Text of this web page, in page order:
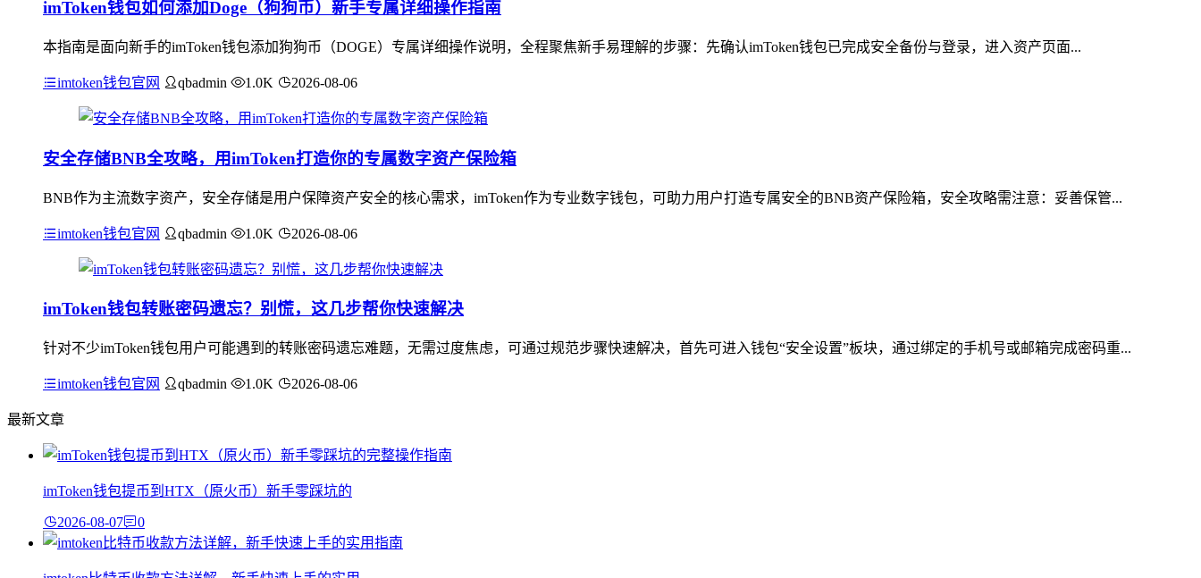
imToken钱包如何添加Doge（狗狗币）新手专属详细操作指南
本指南是面向新手的imToken钱包添加狗狗币（DOGE）专属详细操作说明，全程聚焦新手易理解的步骤：先确认imToken钱包已完成安全备份与登录，进入资产页面...
imtoken钱包官网 qbadmin 1.0K 2026-08-06
安全存储BNB全攻略，用imToken打造你的专属数字资产保险箱
BNB作为主流数字资产，安全存储是用户保障资产安全的核心需求，imToken作为专业数字钱包，可助力用户打造专属安全的BNB资产保险箱，安全攻略需注意：妥善保管...
imtoken钱包官网 qbadmin 1.0K 2026-08-06
imToken钱包转账密码遗忘？别慌，这几步帮你快速解决
针对不少imToken钱包用户可能遇到的转账密码遗忘难题，无需过度焦虑，可通过规范步骤快速解决，首先可进入钱包“安全设置”板块，通过绑定的手机号或邮箱完成密码重...
imtoken钱包官网 qbadmin 1.0K 2026-08-06
最新文章
imToken钱包提币到HTX（原火币）新手零踩坑的
2026-08-07 0